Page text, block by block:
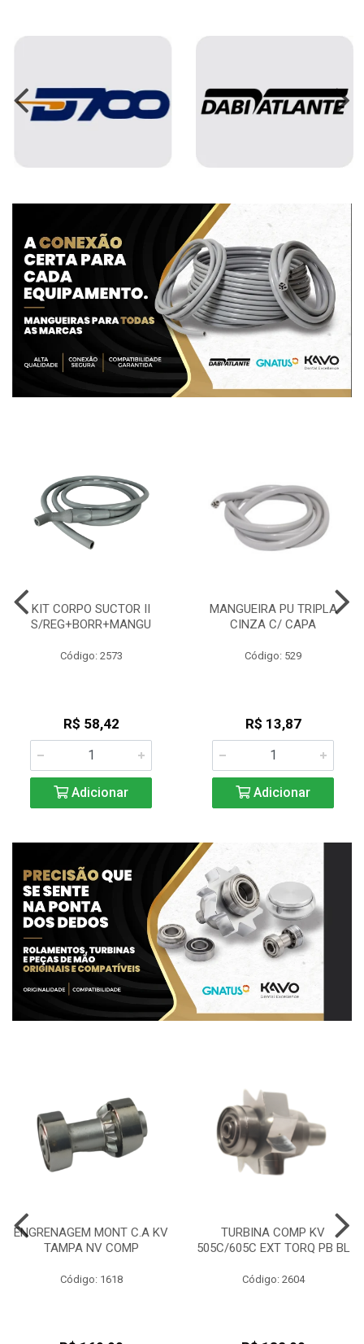
KIT CORPO SUCTOR II
S/REG+BORR+MANGU
Código: 2573
R$ 58,42
Adicionar
MANGUEIRA PU TRIPLA
CINZA C/ CAPA
Código: 529
R$ 13,87
Adicionar
ENGRENAGEM MONT C.A KV
TAMPA NV COMP
Código: 1618
TURBINA COMP KV
505C/605C EXT TORQ PB BL
Código: 2604